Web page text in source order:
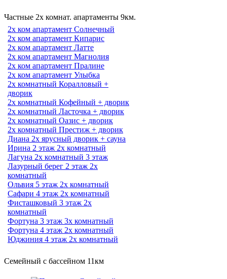
Частные 2х комнат. апартаменты 9км.
2х ком апартамент Солнечный
2х ком апартамент Кипарис
2х ком апартамент Латте
2х ком апартамент Магнолия
2х ком апартамент Пралине
2х ком апартамент Улыбка
2х комнатный Коралловый +
дворик
2х комнатный Кофейный + дворик
2х комнатный Ласточка + дворик
2х комнатный Оазис + дворик
2х комнатный Престиж + дворик
Диана 2х ярусный дворик + сауна
Ирина 2 этаж 2х комнатный
Лагуна 2х комнатный 3 этаж
Лазурный берег 2 этаж 2х
комнатный
Ольвия 5 этаж 2х комнатный
Сафари 4 этаж 2х комнатный
Фисташковый 3 этаж 2х
комнатный
Фортуна 3 этаж 3х комнатный
Фортуна 4 этаж 2х комнатный
Юджиния 4 этаж 2х комнатный
Семейный с бассейном 11км